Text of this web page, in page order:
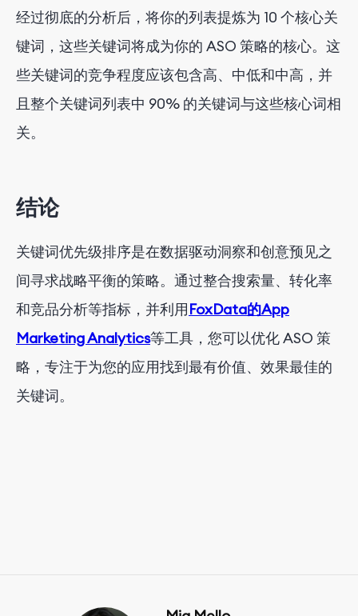
经过彻底的分析后，将你的列表提炼为 10 个核心关
键词，这些关键词将成为你的 ASO 策略的核心。这
些关键词的竞争程度应该包含高、中低和中高，并
且整个关键词列表中 90% 的关键词与这些核心词相
关。
结论
关键词优先级排序是在数据驱动洞察和创意预见之
间寻求战略平衡的策略。通过整合搜索量、转化率
和竞品分析等指标，并利用FoxData的App
Marketing Analytics等工具，您可以优化 ASO 策
略，专注于为您的应用找到最有价值、效果最佳的
关键词。